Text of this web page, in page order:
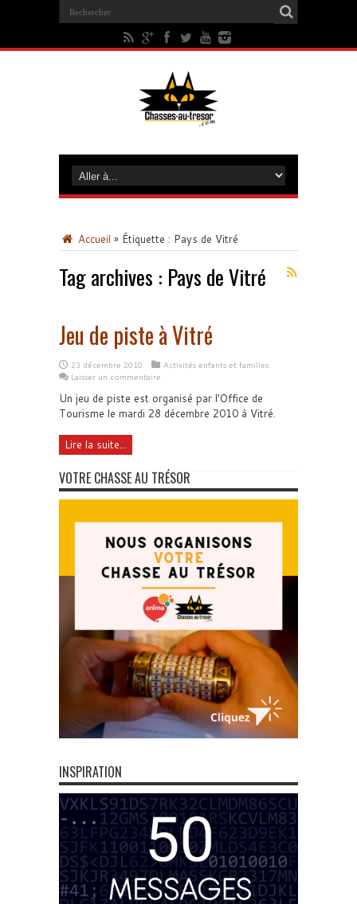
Accueil » Étiquette : Pays de Vitré
Tag archives : Pays de Vitré
Jeu de piste à Vitré
23 décembre 2010
Activités enfants et familles
Laisser un commentaire
Un jeu de piste est organisé par l'Office de
Tourisme le mardi 28 décembre 2010 à Vitré.
Lire la suite...
VOTRE CHASSE AU TRÉSOR
INSPIRATION